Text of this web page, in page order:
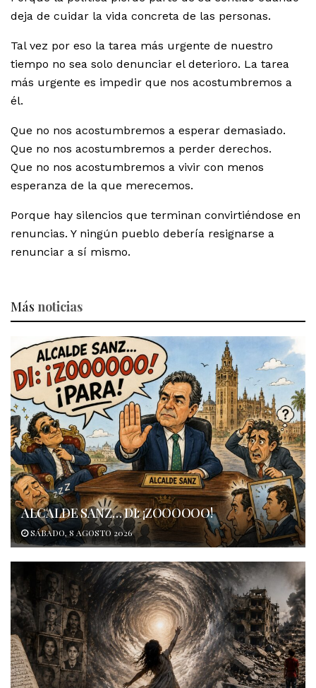
deja de cuidar la vida concreta de las personas.
Tal vez por eso la tarea más urgente de nuestro
tiempo no sea solo denunciar el deterioro. La tarea
más urgente es impedir que nos acostumbremos a
él.
Que no nos acostumbremos a esperar demasiado.
Que no nos acostumbremos a perder derechos.
Que no nos acostumbremos a vivir con menos
esperanza de la que merecemos.
Porque hay silencios que terminan convirtiéndose en
renuncias. Y ningún pueblo debería resignarse a
renunciar a sí mismo.
Más noticias
ALCALDE SANZ… DI: ¡ZOOOOOO!
SÁBADO, 8 AGOSTO 2026